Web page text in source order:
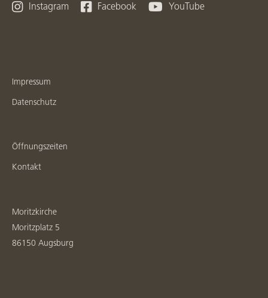
 Instagram  Facebook  YouTube
Impressum
Datenschutz
Öffnungszeiten
Kontakt
Moritzkirche
Moritzplatz 5
86150 Augsburg